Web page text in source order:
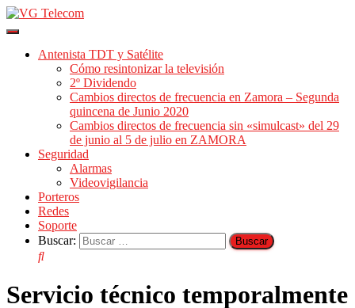
Cambiar
navegación
Antenista TDT y Satélite
Cómo resintonizar la televisión
2º Dividendo
Cambios directos de frecuencia en Zamora – Segunda
quincena de Junio 2020
Cambios directos de frecuencia sin «simulcast» del 29
de junio al 5 de julio en ZAMORA
Seguridad
Alarmas
Videovigilancia
Porteros
Redes
Soporte
Buscar:
Servicio técnico temporalmente